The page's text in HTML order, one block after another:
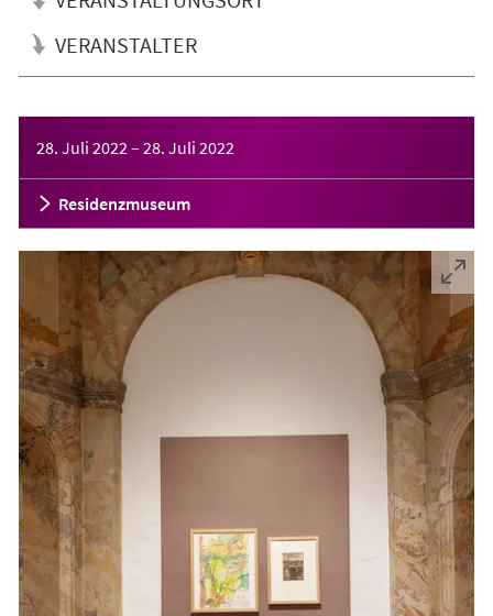
VERANSTALTER
28. Juli 2022 – 28. Juli 2022
Residenzmuseum